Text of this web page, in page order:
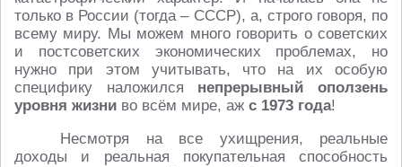
только в России (тогда – СССР), а, строго говоря, по
всему миру. Мы можем много говорить о советских
и постсоветских экономических проблемах, но
нужно при этом учитывать, что на их особую
специфику наложился непрерывный оползень
уровня жизни во всём мире, аж с 1973 года!
Несмотря на все ухищрения, реальные
доходы и реальная покупательная способность